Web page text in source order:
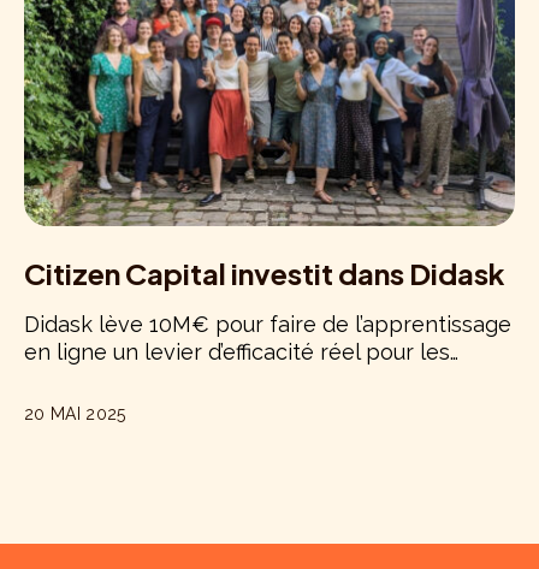
Citizen Capital investit dans Didask
Didask lève 10M€ pour faire de l’apprentissage
en ligne un levier d’efficacité réel pour les…
20 MAI 2025